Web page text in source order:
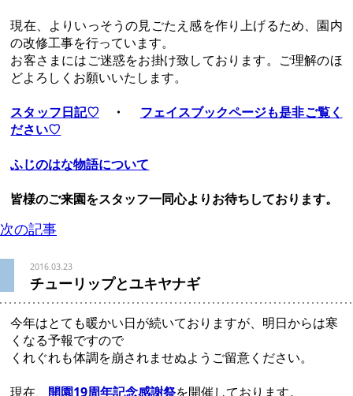
現在、よりいっそうの見ごたえ感を作り上げるため、園内
の改修工事を行っています。
お客さまにはご迷惑をお掛け致しております。ご理解のほ
どよろしくお願いいたします。
スタッフ日記♡ ・
フェイスブックページも是非ご覧く
ださい♡
ふじのはな物語について
皆様のご来園をスタッフ一同心よりお待ちしております。
次の記事
2016.03.23
チューリップとユキヤナギ
今年はとても暖かい日が続いておりますが、明日からは寒
くなる予報ですので
くれぐれも体調を崩されませぬようご留意ください。
現在、 開園19周年記念感謝祭を開催しております。